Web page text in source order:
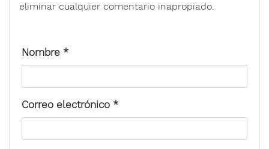
eliminar cualquier comentario inapropiado.
Nombre *
Correo electrónico *